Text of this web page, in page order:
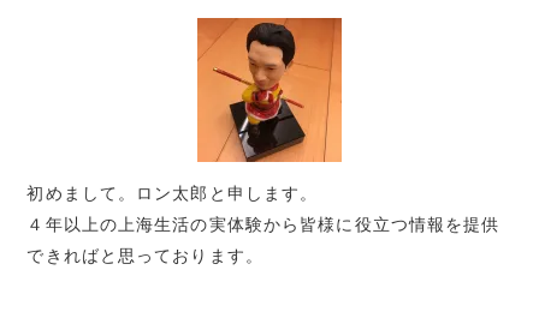
初めまして。ロン太郎と申します。
４年以上の上海生活の実体験から皆様に役立つ情報を提供
できればと思っております。